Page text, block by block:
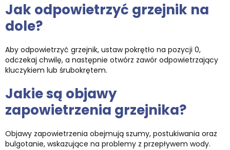
Jak odpowietrzyć grzejnik na
dole?
Aby odpowietrzyć grzejnik, ustaw pokrętło na pozycji 0,
odczekaj chwilę, a następnie otwórz zawór odpowietrzający
kluczykiem lub śrubokrętem.
Jakie są objawy
zapowietrzenia grzejnika?
Objawy zapowietrzenia obejmują szumy, postukiwania oraz
bulgotanie, wskazujące na problemy z przepływem wody.